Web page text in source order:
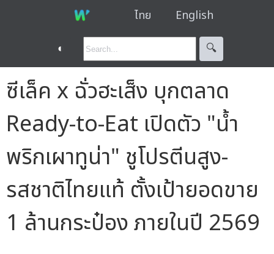
ไทย English
◐ 🔍︎
ซีเล็ค x ฉั่วฮะเส็ง บุกตลาด
Ready-to-Eat เปิดตัว "น้ำ
พริกเผาทูน่า" ชูโปรตีนสูง-
รสชาติไทยแท้ ตั้งเป้ายอดขาย
1 ล้านกระป๋อง ภายในปี 2569